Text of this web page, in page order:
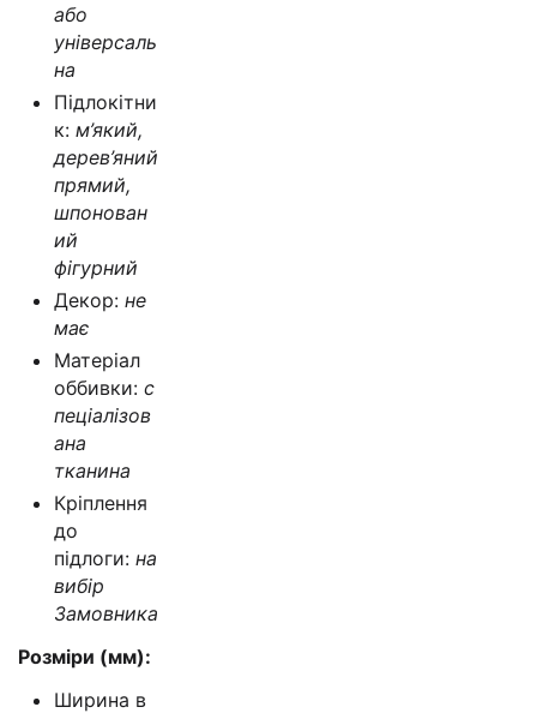
або
універсаль
на
Підлокітни
к: м’який,
дерев’яний
прямий,
шпонован
ий
фігурний
Декор: не
має
Матеріал
оббивки: с
пеціалізов
ана
тканина
Кріплення
до
підлоги: на
вибір
Замовника
Розміри (мм):
Ширина в